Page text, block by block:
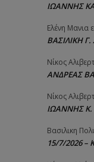
ΙΩΑΝΝΗΣ
Ελένη Μανια
ΒΑΣΙΛΙΚΗ
Νίκος
ΑΝΔΡΕΑΣ
Νίκος
ΙΩΑΝΝΗΣ
Βασιλικη
15/7/2026